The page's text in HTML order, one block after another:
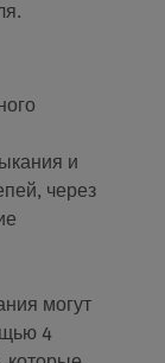
и
через
могут
4